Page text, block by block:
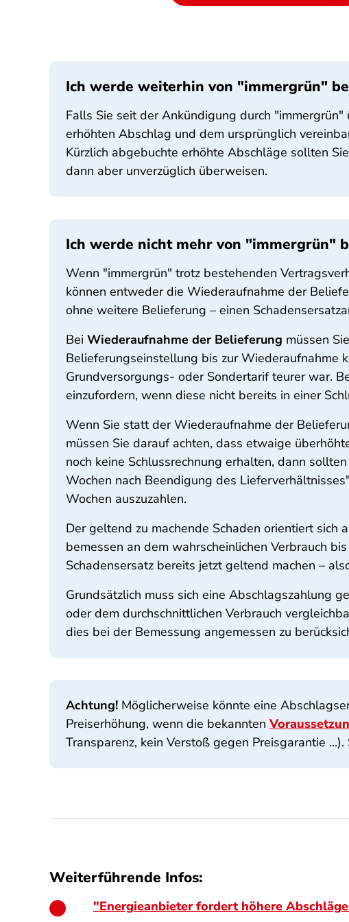
Ich werde weiterhin von "immergrün"
Falls Sie seit der Ankündigung durch
erhöhten Abschlag und dem ursprünglich
Kürzlich abgebuchte erhöhte Abschläge sollten
dann aber unverzüglich überweisen.
Ich werde nicht mehr von "immergrün"
Wenn "immergrün" trotz bestehenden
können entweder die Wiederaufnahme der
ohne weitere Belieferung – einen
Bei Wiederaufnahme der Belieferung müssen
Belieferungseinstellung bis zur Wiederaufnahme
Grundversorgungs- oder Sondertarif teurer war.
einzufordern, wenn diese nicht bereits in einer
Wenn Sie statt der Wiederaufnahme der
müssen Sie darauf achten, dass etwaige
noch keine Schlussrechnung erhalten, dann
Wochen nach Beendigung des
Wochen auszuzahlen.
Der geltend zu machende Schaden orientiert sich
bemessen an dem wahrscheinlichen Verbrauch
Schadensersatz bereits jetzt geltend machen –
Grundsätzlich muss sich eine Abschlagszahlung
oder dem durchschnittlichen Verbrauch
dies bei der Bemessung angemessen zu
Achtung! Möglicherweise könnte eine
Preiserhöhung, wenn die bekannten
Transparenz, kein Verstoß gegen Preisgarantie
Weiterführende Infos:
"Energieanbieter fordert höhere